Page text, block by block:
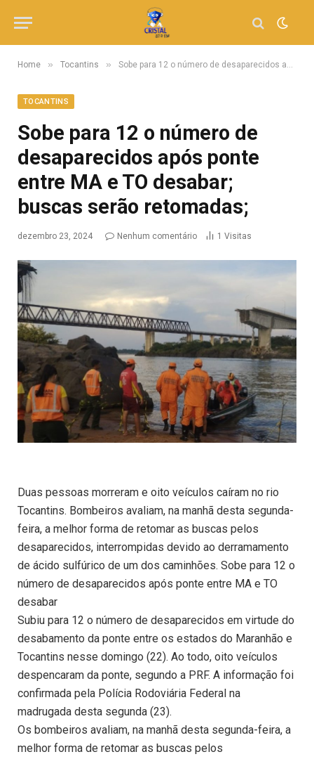
Home » Tocantins » Sobe para 12 o número de desaparecidos após ponte entre MA e TO desabar; buscas serão retomadas;
TOCANTINS
Sobe para 12 o número de
desaparecidos após ponte
entre MA e TO desabar;
buscas serão retomadas;
dezembro 23, 2024 Nenhum comentário 1 Visitas
Duas pessoas morreram e oito veículos caíram no rio
Tocantins. Bombeiros avaliam, na manhã desta segunda-
feira, a melhor forma de retomar as buscas pelos
desaparecidos, interrompidas devido ao derramamento
de ácido sulfúrico de um dos caminhões. Sobe para 12 o
número de desaparecidos após ponte entre MA e TO
desabar
Subiu para 12 o número de desaparecidos em virtude do
desabamento da ponte entre os estados do Maranhão e
Tocantins nesse domingo (22). Ao todo, oito veículos
despencaram da ponte, segundo a PRF. A informação foi
confirmada pela Polícia Rodoviária Federal na
madrugada desta segunda (23).
Os bombeiros avaliam, na manhã desta segunda-feira, a
melhor forma de retomar as buscas pelos